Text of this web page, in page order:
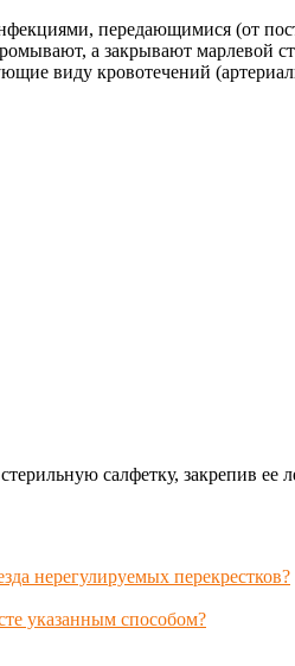
передающимися (от
а закрывают марлевой
виду кровотечений
салфетку, закрепив ее
нерегулируемых перекрестков?
указанным способом?